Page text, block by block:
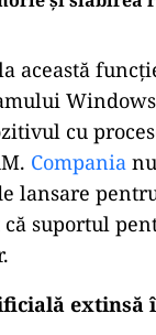
această
cu
Compania
lansare
suportul
extinsă